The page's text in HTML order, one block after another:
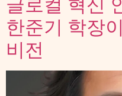
글로컬 혁신
한준기 학장
비전